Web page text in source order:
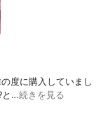
の度に購入していまし
と…続きを見る